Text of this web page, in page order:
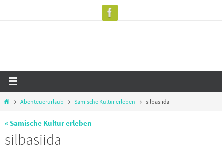
StartAbenteuerurlaub Samische Kultur erleben silbasiida
« Samische Kultur erleben
silbasiida